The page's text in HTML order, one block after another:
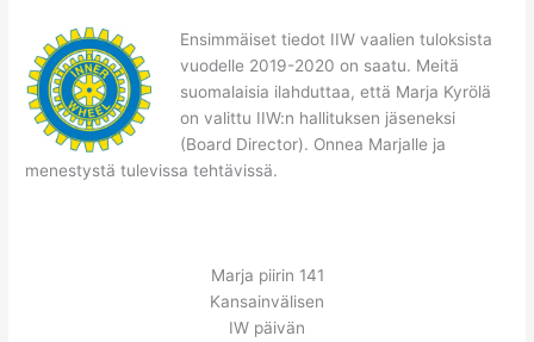
Ensimmäiset tiedot IIW vaalien tuloksista
vuodelle 2019-2020 on saatu. Meitä
suomalaisia ilahduttaa, että Marja Kyrölä
on valittu IIW:n hallituksen jäseneksi
(Board Director). Onnea Marjalle ja
menestystä tulevissa tehtävissä.
Marja piirin 141
Kansainvälisen
IW päivän